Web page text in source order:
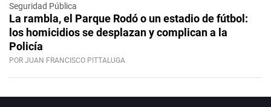
Seguridad Pública
La rambla, el Parque Rodó o un estadio de fútbol:
los homicidios se desplazan y complican a la
Policía
POR JUAN FRANCISCO PITTALUGA